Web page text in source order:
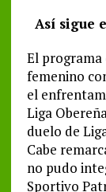
Así sigue
El
femenino
el
Liga
duelo de
Cabe
no pudo
Sportivo